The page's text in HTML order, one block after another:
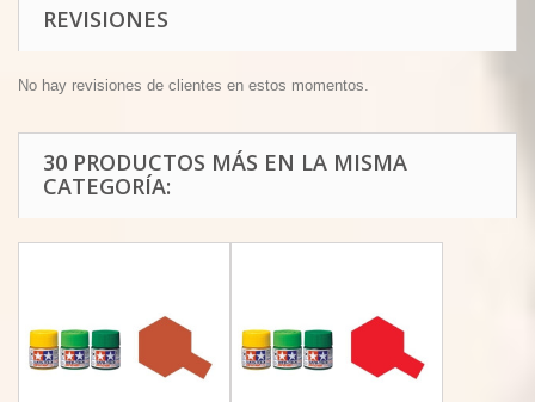
REVISIONES
No hay revisiones de clientes en estos momentos.
30 PRODUCTOS MÁS EN LA MISMA
CATEGORÍA: